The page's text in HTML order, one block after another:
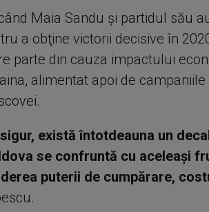
Maia Sandu şi partidul său
a obţine victorii decisive în
parte din cauza impactului
alimentat apoi de
există întotdeauna un
se confruntă cu aceleaşi
puterii de cumpărare,